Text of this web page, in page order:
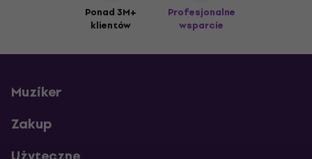
Ponad 3M+
klientów
Profesjonalne
wsparcie
Muziker
Zakup